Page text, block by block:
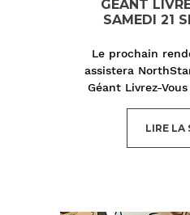
GÉANT
SAMEDI 21
Le prochain
assistera
Géant Livrez-
LIRE LA